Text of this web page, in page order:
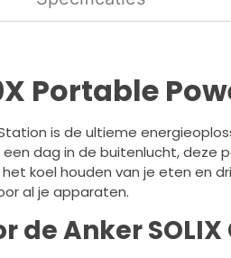
Portable
Station is de ultieme
dag in de buitenlucht, deze
koel houden van je eten en
al je apparaten.
de Anker